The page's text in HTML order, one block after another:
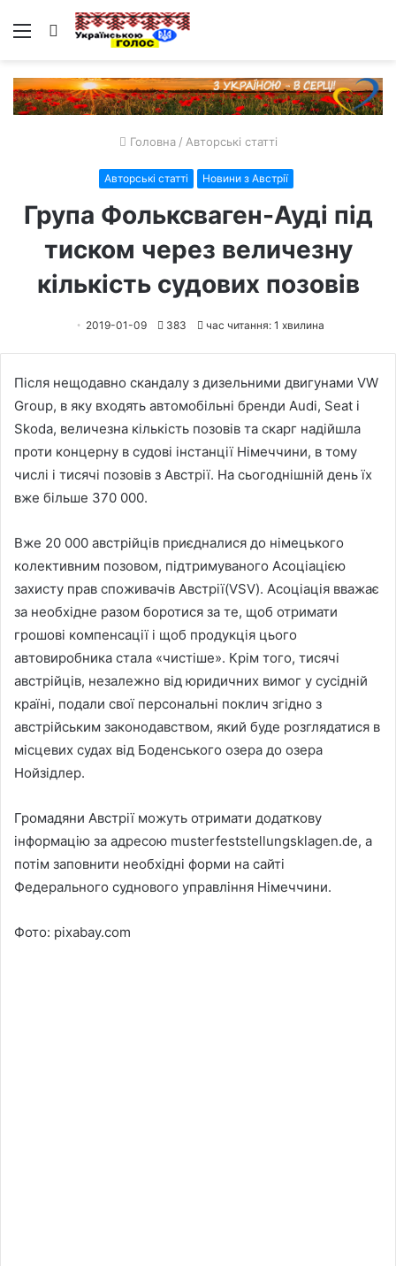
Меню Пошук
Головна / Авторські статті
Авторські статті Новини з Австрії
Група Фольксваген-Ауді під
тиском через величезну
кількість судових позовів
2019-01-09 383 час читання: 1 хвилина
Після нещодавно скандалу з дизельними двигунами VW
Group, в яку входять автомобільні бренди Audi, Seat і
Skoda, величезна кількість позовів та скарг надійшла
проти концерну в судові інстанції Німеччини, в тому
числі і тисячі позовів з Австрії. На сьогоднішній день їх
вже більше 370 000.
Вже 20 000 австрійців приєдналися до німецького
колективним позовом, підтримуваного Асоціацією
захисту прав споживачів Австрії(VSV). Асоціація вважає
за необхідне разом боротися за те, щоб отримати
грошові компенсації і щоб продукція цього
автовиробника стала «чистіше». Крім того, тисячі
австрійців, незалежно від юридичних вимог у сусідній
країні, подали свої персональні поклич згідно з
австрійським законодавством, який буде розглядатися в
місцевих судах від Боденського озера до озера
Нойзідлер.
Громадяни Австрії можуть отримати додаткову
інформацію за адресою musterfeststellungsklagen.de, а
потім заповнити необхідні форми на сайті
Федерального суднового управління Німеччини.
Фото: pixabay.com